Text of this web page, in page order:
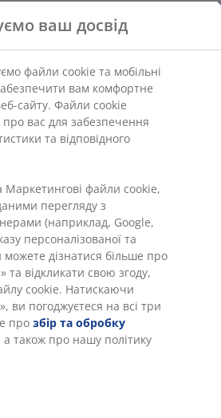
для універсального
кімнаті. Ідеальний для
із софою. Його натуральний
додають рустикального
роблять його зручним для
см
ваш досвід